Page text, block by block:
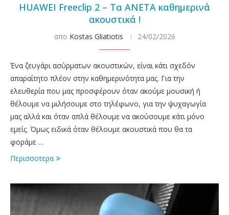
HUAWEI Freeclip 2 – Τα ΑΝΕΤΑ καθημερινά
ακουστικά !
απο Kostas Gliatiotis 24/02/2026
Ένα ζευγάρι ασύρματων ακουστικών, είναι κάτι σχεδόν
απαραίτητο πλέον στην καθημερινότητα μας. Για την
ελευθερία που μας προσφέρουν όταν ακούμε μουσική ή
θέλουμε να μιλήσουμε στο τηλέφωνο, για την ψυχαγωγία
μας αλλά και όταν απλά θέλουμε να ακούσουμε κάτι μόνο
εμείς. Όμως ειδικά όταν θέλουμε ακουστικά που θα τα
φοράμε …
Περισσοτερα